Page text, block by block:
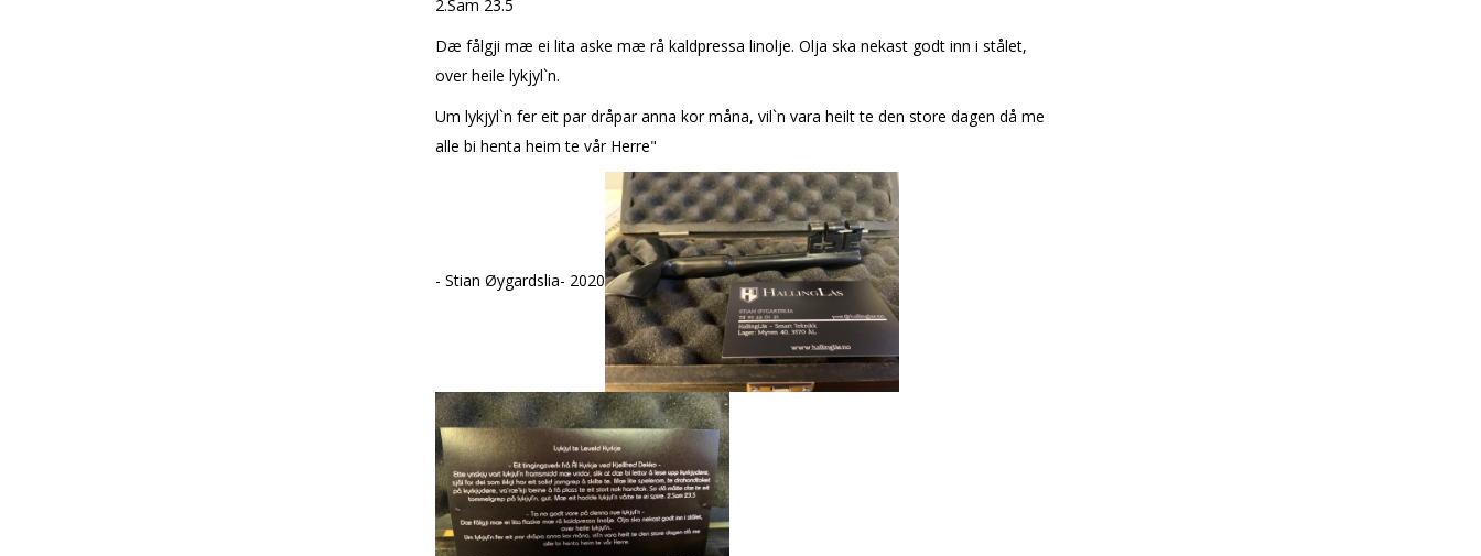
2.Sam 23.5
Dæ fålgji mæ ei lita flaske mæ rå kaldpressa linolje. Olja ska nekast godt inn i stålet,
over heile lykjyl`n.
Um lykjyl`n fer eit par dråpar anna kor måna, vil`n vara heilt te den store dagen då me
alle bi henta heim te vår Herre"
- Stian Øygardslia- 2020